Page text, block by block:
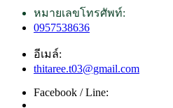
หมายเลขโทรศัพท์:
0957538636
อีเมล์:
thitaree.t03@gmail.com
Facebook / Line: